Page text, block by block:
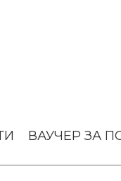
ВАУЧЕР ЗА